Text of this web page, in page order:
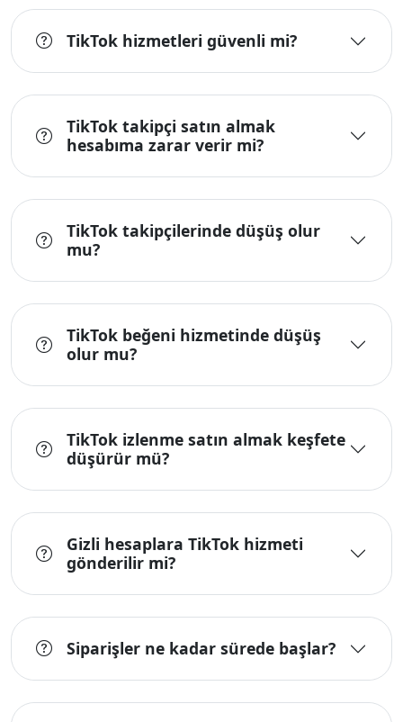
TikTok hizmetleri güvenli mi?
TikTok takipçi satın almak
hesabıma zarar verir mi?
TikTok takipçilerinde düşüş olur
mu?
TikTok beğeni hizmetinde düşüş
olur mu?
TikTok izlenme satın almak keşfete
düşürür mü?
Gizli hesaplara TikTok hizmeti
gönderilir mi?
Siparişler ne kadar sürede başlar?